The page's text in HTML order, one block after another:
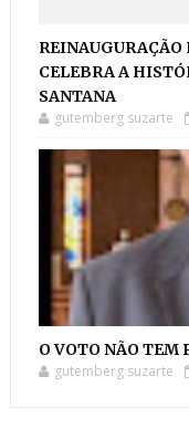
REINAUGURAÇÃO
CELEBRA A
SANTANA
gutemberg suzarte
O VOTO NÃO TEM
gutemberg suzarte